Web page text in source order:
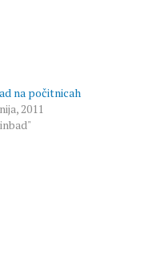
na počitnicah
2011